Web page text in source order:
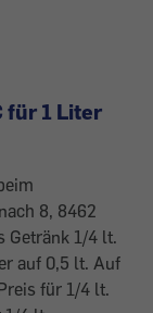
für 1 Liter
8, 8462
Getränk 1/4 lt.
auf 0,5 lt. Auf
für 1/4 lt.